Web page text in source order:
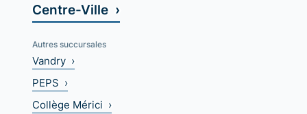
Centre-Ville ›
Autres succursales
Vandry ›
PEPS ›
Collège Mérici ›